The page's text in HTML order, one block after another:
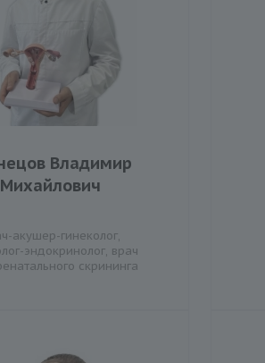
Владимир
Михайлович
акушер-гинеколог,
эндокринолог, врач
скрининга